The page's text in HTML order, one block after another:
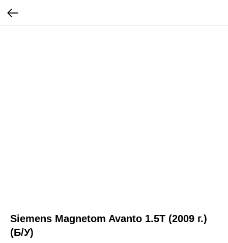
Siemens Magnetom Avanto 1.5T (2009 г.)
(Б/У)